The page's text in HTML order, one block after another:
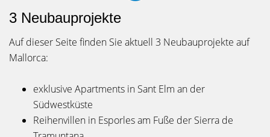
3 Neubauprojekte
Auf dieser Seite finden Sie aktuell 3 Neubauprojekte auf
Mallorca:
exklusive Apartments in Sant Elm an der
Südwestküste
Reihenvillen in Esporles am Fuße der Sierra de